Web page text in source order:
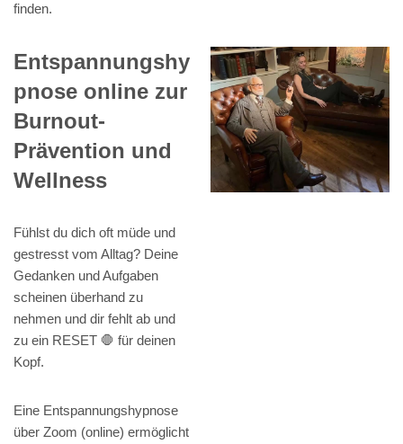
finden.
Entspannungshy
pnose online zur
Burnout-
Prävention und
Wellness
Fühlst du dich oft müde und
gestresst vom Alltag? Deine
Gedanken und Aufgaben
scheinen überhand zu
nehmen und dir fehlt ab und
zu ein RESET 🛑 für deinen
Kopf.
Eine Entspannungshypnose
über Zoom (online) ermöglicht